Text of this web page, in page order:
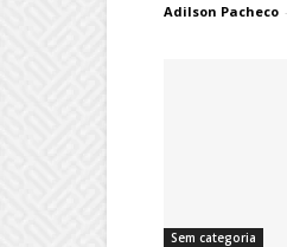
Adilson Pacheco -
Sem categoria